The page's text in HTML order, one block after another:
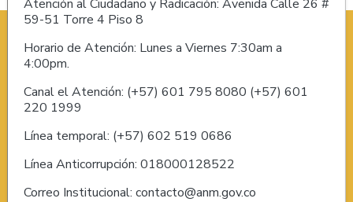
Atención al Ciudadano y Radicación: Avenida Calle 26 #
59-51 Torre 4 Piso 8
Horario de Atención: Lunes a Viernes 7:30am a
4:00pm.
Canal el Atención: (+57) 601 795 8080 (+57) 601
220 1999
Línea temporal: (+57) 602 519 0686
Línea Anticorrupción: 018000128522
Correo Institucional: contacto@anm.gov.co